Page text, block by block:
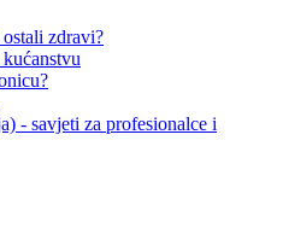
zdravi?
- savjeti za profesionalce i